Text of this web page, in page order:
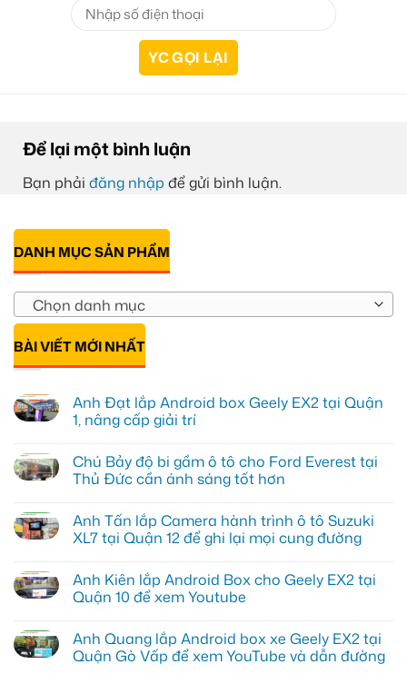
Để lại một bình luận
Bạn phải đăng nhập để gửi bình luận.
DANH MỤC SẢN PHẨM
Chọn danh mục
BÀI VIẾT MỚI NHẤT
Anh Đạt lắp Android box Geely EX2 tại Quận
1, nâng cấp giải trí
bình
luận
ở
lắp
Android
box
tại
Quận
1,
giải
trí
Chú Bảy độ bi gầm ô tô cho Ford Everest tại
Thủ Đức cần ánh sáng tốt hơn
bình
luận
ở
độ
bi
gầm
cho
Ford
Everest
Anh Tấn lắp Camera hành trình ô tô Suzuki
XL7 tại Quận 12 để ghi lại mọi cung đường
bình
luận
ở
lắp
Camera
hành
Anh Kiên lắp Android Box cho Geely EX2 tại
Quận 10 để xem Youtube
bình
luận
ở
Anh Quang lắp Android box xe Geely EX2 tại
Quận Gò Vấp để xem YouTube và dẫn đường